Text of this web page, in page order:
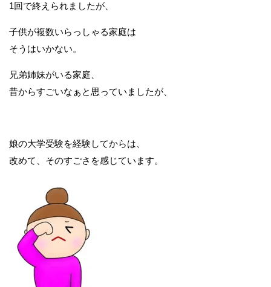
1回で終えられましたが、
子供が複数いらっしゃる家庭は
そうはいかない。
兄弟姉妹がいる家庭、
昔からすごいなぁと思っていましたが、
娘の大学受験を経験してからは、
改めて、そのすごさを感じています。